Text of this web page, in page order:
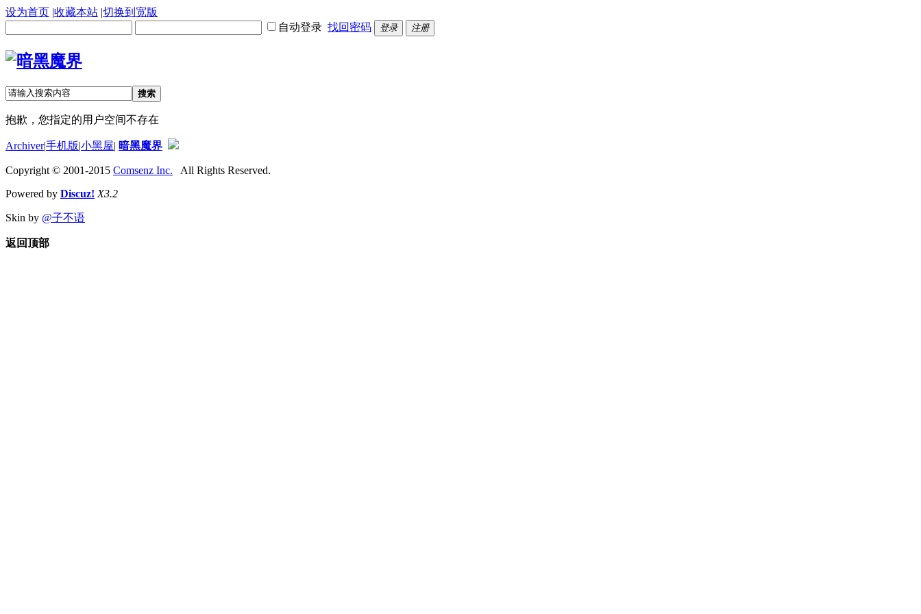
设为首页 |收藏本站 |切换到宽版
自动登录 找回密码 登录 注册
搜索
抱歉，您指定的用户空间不存在
Archiver|手机版|小黑屋| 暗黑魔界
Copyright © 2001-2015 Comsenz Inc. All Rights Reserved.
Powered by Discuz! X3.2
Skin by @子不语
返回顶部